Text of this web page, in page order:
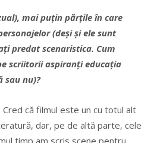
mai puțin părțile în care
(deși și ele sunt
predat scenaristica. Cum
scriitorii aspiranți educația
sau nu)?
că filmul este un cu totul alt
dar, pe de altă parte, cele
timp am scris scene pentru